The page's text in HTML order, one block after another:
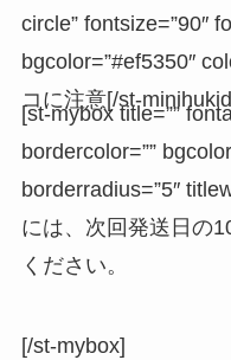
circle” fontsize=”90″
bgcolor=”#ef5350″
コに注意[/st-
[st-mybox title=””
bordercolor=””
borderradius=”5″
には、次回発送日の
ください。
[/st-mybox]